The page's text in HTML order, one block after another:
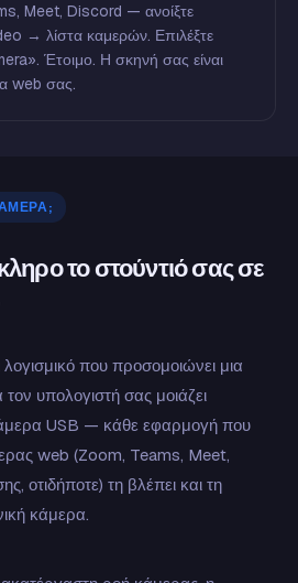
Meet, Discord — ανοίξτε
→ λίστα καμερών. Επιλέξτε
Έτοιμο. Η σκηνή σας είναι
web σας.
το στούντιό σας σε
λογισμικό που προσομοιώνει μια
υπολογιστή σας μοιάζει
USB — κάθε εφαρμογή που
web (Zoom, Teams, Meet,
οτιδήποτε) τη βλέπει και τη
κάμερα.